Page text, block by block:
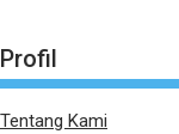
Profil
Tentang Kami